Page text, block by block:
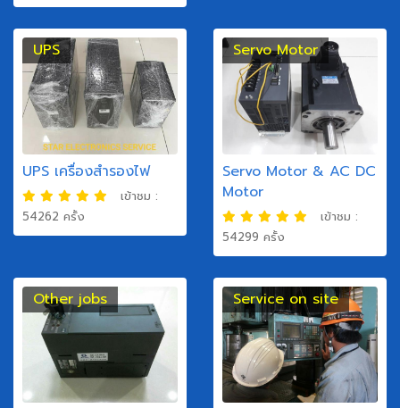
UPS
UPS เครื่องสำรองไฟ
เข้าชม :
54262 ครั้ง
Servo Motor
Servo Motor & AC DC
Motor
เข้าชม :
54299 ครั้ง
Other jobs Service on site